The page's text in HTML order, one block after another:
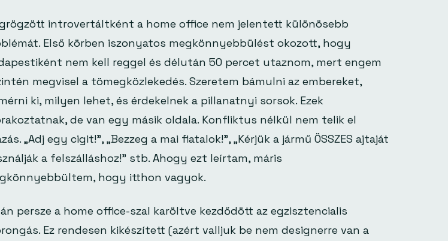
introvertáltként a home office nem jelentett különösebb
Első körben iszonyatos megkönnyebbülést okozott, hogy
nem kell reggel és délután 50 percet utaznom, mert engem
megvisel a tömegközlekedés. Szeretem bámulni az embereket,
ki, milyen lehet, és érdekelnek a pillanatnyi sorsok. Ezek
de van egy másik oldala. Konfliktus nélkül nem telik el
„Adj egy cigit!”, „Bezzeg a mai fiatalok!”, „Kérjük a jármű ÖSSZES ajtaját
a felszálláshoz!” stb. Ahogy ezt leírtam, máris
hogy itthon vagyok.
persze a home office-szal karöltve kezdődött az egzisztencialis
Ez rendesen kikészített (azért valljuk be nem designerre van a